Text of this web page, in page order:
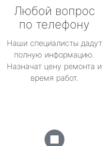
Любой вопрос
по телефону
Наши специалисты дадут
полную информацию.
Назначат цену ремонта и
время работ.